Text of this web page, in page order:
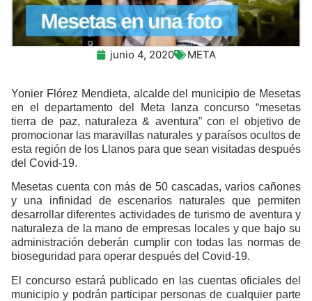
junio 4, 2020 META
Yonier Flórez Mendieta, alcalde del municipio de Mesetas
en el departamento del Meta lanza concurso “mesetas
tierra de paz, naturaleza & aventura” con el objetivo de
promocionar las maravillas naturales y paraísos ocultos de
esta región de los Llanos para que sean visitadas después
del Covid-19.
Mesetas cuenta con más de 50 cascadas, varios cañones
y una infinidad de escenarios naturales que permiten
desarrollar diferentes actividades de turismo de aventura y
naturaleza de la mano de empresas locales y que bajo su
administración deberán cumplir con todas las normas de
bioseguridad para operar después del Covid-19.
El concurso estará publicado en las cuentas oficiales del
municipio y podrán participar personas de cualquier parte